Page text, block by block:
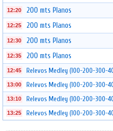
12:20 200 mts Planos
12:25 200 mts Planos
12:30 200 mts Planos
12:35 200 mts Planos
12:45 Relevos Medley (100-200-300-
13:00 Relevos Medley (100-200-300-
13:10 Relevos Medley (100-200-300-
13:25 Relevos Medley (100-200-300-